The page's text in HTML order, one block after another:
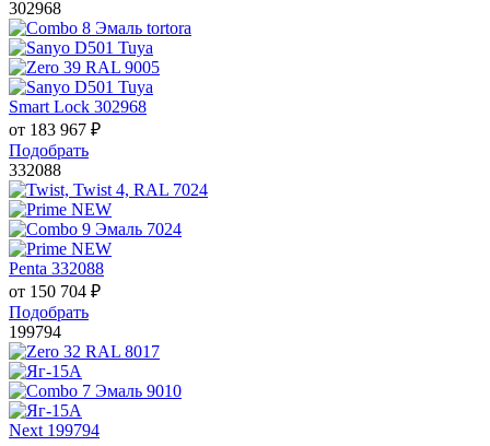
302968
Smart Lock 302968
от 183 967 ₽
Подобрать
332088
Penta 332088
от 150 704 ₽
Подобрать
199794
Next 199794